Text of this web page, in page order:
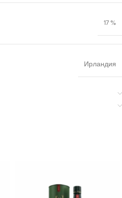
17 %
Ирландия